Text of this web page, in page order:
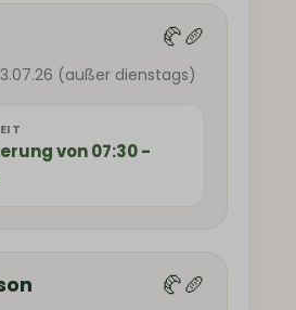
🥐🥖
(außer dienstags)
von 07:30 -
🥐🥖